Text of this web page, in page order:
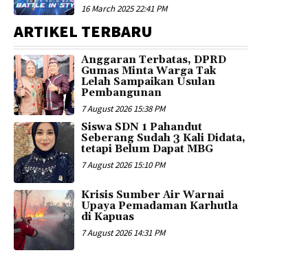
16 March 2025 22:41 PM
ARTIKEL TERBARU
Anggaran Terbatas, DPRD
Gumas Minta Warga Tak
Lelah Sampaikan Usulan
Pembangunan
7 August 2026 15:38 PM
Siswa SDN 1 Pahandut
Seberang Sudah 3 Kali Didata,
tetapi Belum Dapat MBG
7 August 2026 15:10 PM
Krisis Sumber Air Warnai
Upaya Pemadaman Karhutla
di Kapuas
7 August 2026 14:31 PM